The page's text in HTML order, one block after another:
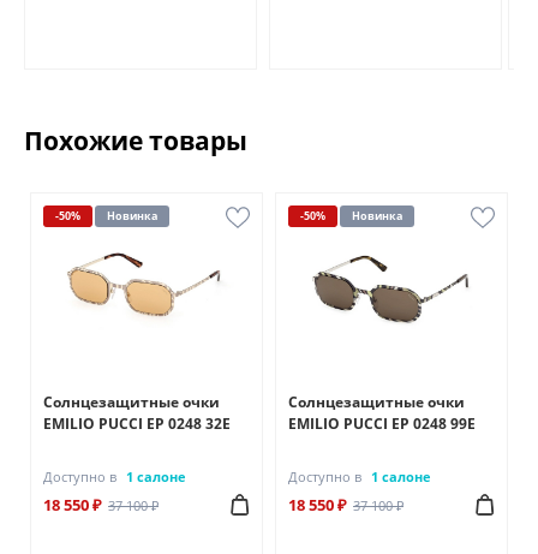
Похожие товары
-50% Новинка
Солнцезащитные очки
EMILIO PUCCI EP 0248 32E
Доступно в 1 салоне
18 550 ₽ 37 100 ₽
-50% Новинка
Солнцезащитные очки
EMILIO PUCCI EP 0248 99E
Доступно в 1 салоне
18 550 ₽ 37 100 ₽